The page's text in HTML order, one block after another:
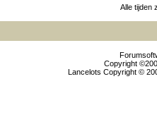
Alle tijden
Copyright
Lancelots Copyright ©